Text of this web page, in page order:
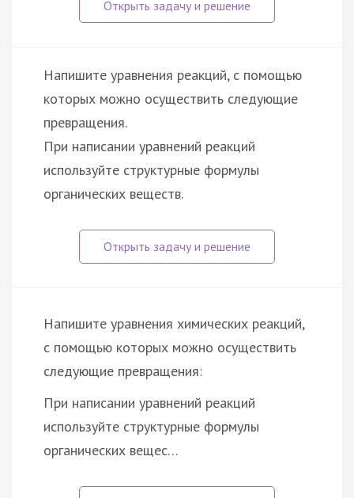
Напишите уравнения реакций, с помощью
которых можно осуществить следующие
превращения.
При написании уравнений реакций
используйте структурные формулы
органических веществ.
Напишите уравнения химических реакций,
с помощью которых можно осуществить
следующие превращения:
При написании уравнений реакций
используйте структурные формулы
органических вещес…